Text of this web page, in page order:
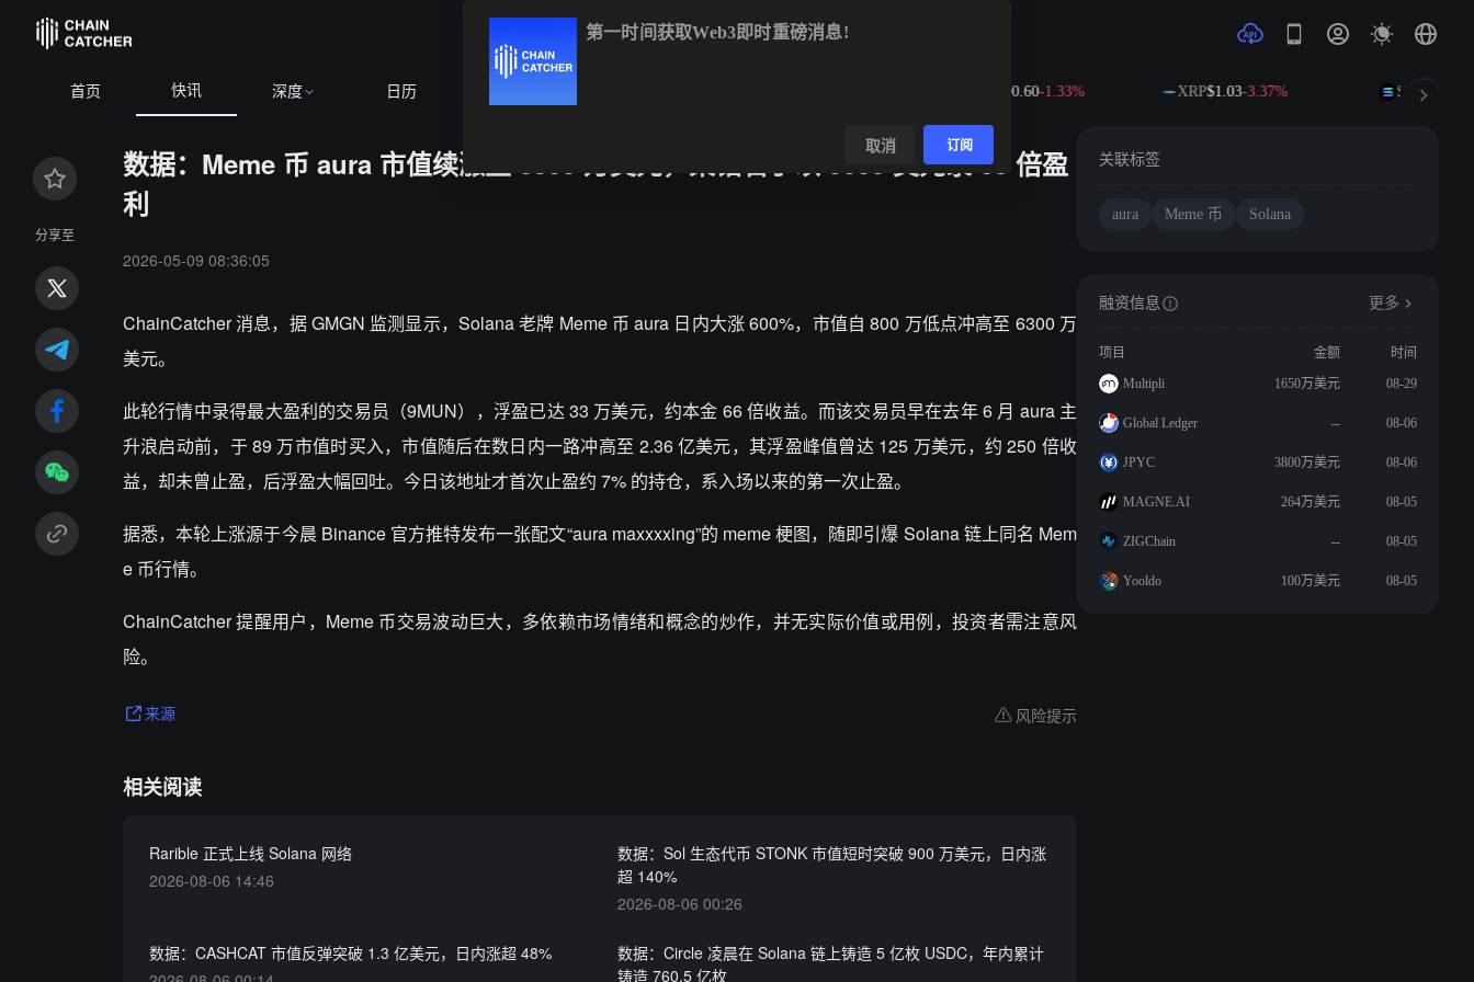
首页 快讯 深度 日历 $590.60-1.33% XRP$1.03-3.37% SOL $72.84
分享至
数据：Meme 币 aura 市值续涨至 6300 万美元，某钻石手以 5000 美元录 66 倍盈
利
2026-05-09 08:36:05
ChainCatcher 消息，据 GMGN 监测显示，Solana 老牌 Meme 币 aura 日内大涨 600%，市值自 800 万低点冲高至 6300 万
美元。
此轮行情中录得最大盈利的交易员（9MUN），浮盈已达 33 万美元，约本金 66 倍收益。而该交易员早在去年 6 月 aura 主
升浪启动前，于 89 万市值时买入，市值随后在数日内一路冲高至 2.36 亿美元，其浮盈峰值曾达 125 万美元，约 250 倍收
益，却未曾止盈，后浮盈大幅回吐。今日该地址才首次止盈约 7% 的持仓，系入场以来的第一次止盈。
据悉，本轮上涨源于今晨 Binance 官方推特发布一张配文“aura maxxxxing”的 meme 梗图，随即引爆 Solana 链上同名 Mem
e 币行情。
ChainCatcher 提醒用户，Meme 币交易波动巨大，多依赖市场情绪和概念的炒作，并无实际价值或用例，投资者需注意风
险。
来源 风险提示
相关阅读
Rarible 正式上线 Solana 网络
2026-08-06 14:46
数据：Sol 生态代币 STONK 市值短时突破 900 万美元，日内涨
超 140%
2026-08-06 00:26
数据：CASHCAT 市值反弹突破 1.3 亿美元，日内涨超 48%
数据：Circle 凌晨在 Solana 链上铸造 5 亿枚 USDC，年内累计
铸造 760.5 亿枚
关联标签
aura Meme 币 Solana
融资信息 更多
项目 金额
时间
Multipli
1650万美元 08-29
Global Ledger -- 08-06
JPYC 3800万美元 08-06
MAGNE.AI 264万美元 08-05
ZIGChain -- 08-05
Yooldo 100万美元 08-05
第一时间获取Web3即时重磅消息!
取消 订阅